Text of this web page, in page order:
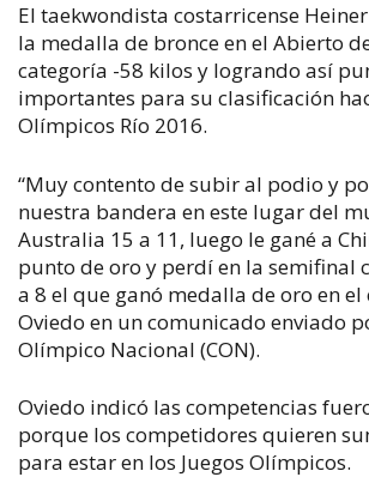
El taekwondista costarricense
la medalla de bronce en el Abierto
categoría -58 kilos y logrando así
importantes para su clasificación
Olímpicos Río 2016.
“Muy contento de subir al podio y
nuestra bandera en este lugar del
Australia 15 a 11, luego le gané a
punto de oro y perdí en la semifinal
a 8 el que ganó medalla de oro en el
Oviedo en un comunicado enviado
Olímpico Nacional (CON).
Oviedo indicó las competencias
porque los competidores quieren
para estar en los Juegos Olímpicos.